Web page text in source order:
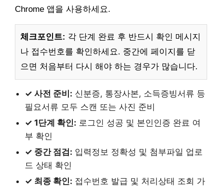
Chrome 앱을 사용하세요.
체크포인트: 각 단계 완료 후 반드시 확인 메시지
나 접수번호를 확인하세요. 중간에 페이지를 닫
으면 처음부터 다시 해야 하는 경우가 많습니다.
✓ 사전 준비: 신분증, 통장사본, 소득증빙서류 등
필요서류 모두 스캔 또는 사진 준비
✓ 1단계 확인: 로그인 성공 및 본인인증 완료 여
부 확인
✓ 중간 점검: 입력정보 정확성 및 첨부파일 업로
드 상태 확인
✓ 최종 확인: 접수번호 발급 및 처리상태 조회 가